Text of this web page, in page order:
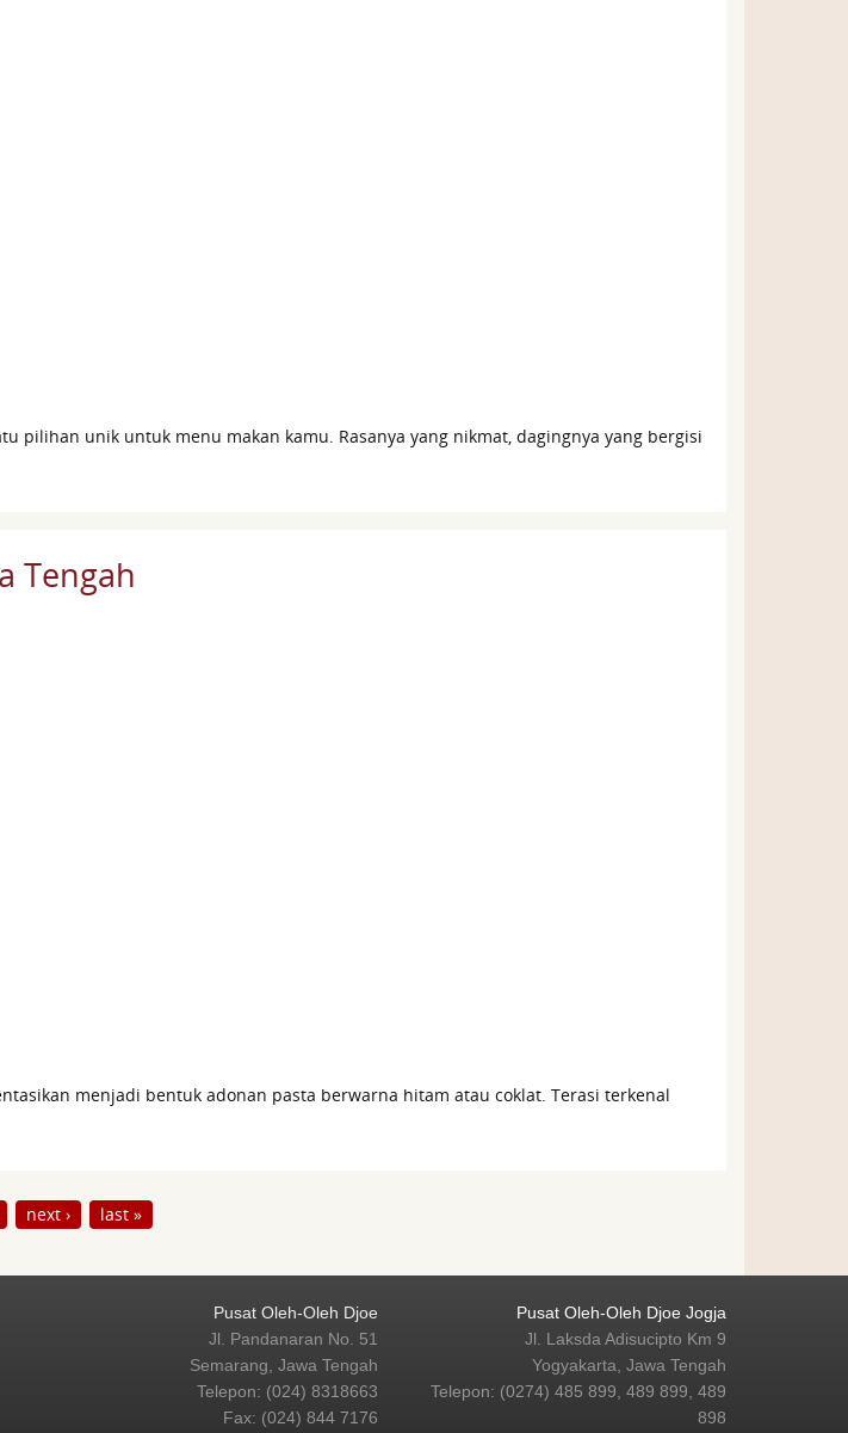
pilihan unik untuk menu makan kamu. Rasanya yang nikmat, dagingnya yang bergisi
Tengah
menjadi bentuk adonan pasta berwarna hitam atau coklat. Terasi terkenal
next › last »
Pusat Oleh-Oleh Djoe
Jl. Pandanaran No. 51
Semarang, Jawa Tengah
Telepon: (024) 8318663
Fax: (024) 844 7176
Pusat Oleh-Oleh Djoe Jogja
Jl. Laksda Adisucipto Km 9
Yogyakarta, Jawa Tengah
Telepon: (0274) 485 899, 489 899, 489
898